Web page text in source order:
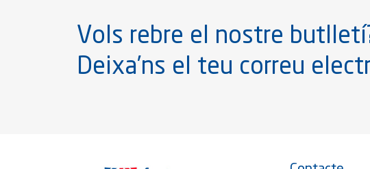
Vols rebre el nostre
Deixa’ns el teu correu